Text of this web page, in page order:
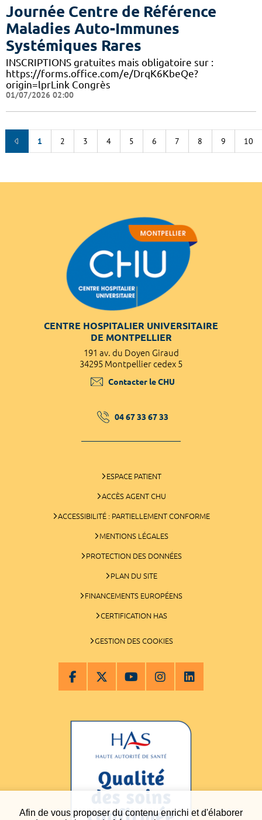
Afin de vous proposer du contenu enrichi et d'élaborer
Journée Centre de Référence
Maladies Auto-Immunes
Systémiques Rares
INSCRIPTIONS gratuites mais obligatoire sur :
https://forms.office.com/e/DrqK6KbeQe?
origin=lprLink Congrès
01/07/2026 02:00
1 2 3 4 5 6 7 8 9 10
CENTRE HOSPITALIER UNIVERSITAIRE
DE MONTPELLIER
191 av. du Doyen Giraud
34295 Montpellier cedex 5
Contacter le CHU
04 67 33 67 33
ESPACE PATIENT
ACCÈS AGENT CHU
ACCESSIBILITÉ : PARTIELLEMENT CONFORME
MENTIONS LÉGALES
PROTECTION DES DONNÉES
PLAN DU SITE
FINANCEMENTS EUROPÉENS
CERTIFICATION HAS
GESTION DES COOKIES